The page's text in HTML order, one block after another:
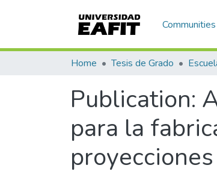
Home Tesis de Grado
Publication:
para la